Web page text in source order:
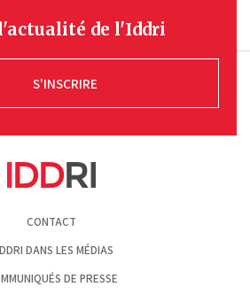
de l'Iddri
S'INSCRIRE
CONTACT
DANS LES MÉDIAS
DE PRESSE